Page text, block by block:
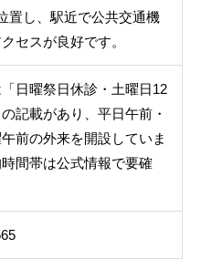
置し、駅近で公共交通機
セスが良好です。
日曜祭日休診・土曜日12
記載があり、平日午前・
前の外来を開設していま
間帯は公式情報で要確